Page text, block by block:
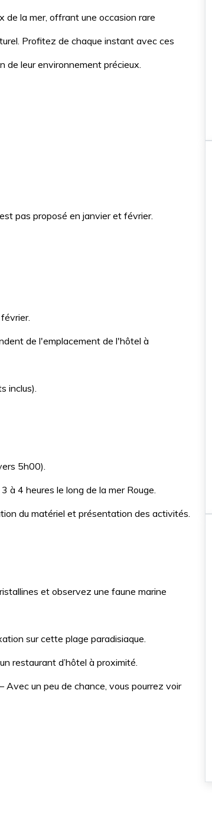
de la mer, offrant une occasion rare
Profitez de chaque instant avec ces
de leur environnement précieux.
pas proposé en janvier et février.
de l'emplacement de l'hôtel à
inclus).
5h00).
à 4 heures le long de la mer Rouge.
du matériel et présentation des activités.
et observez une faune marine
sur cette plage paradisiaque.
restaurant d’hôtel à proximité.
Avec un peu de chance, vous pourrez voir
Balade à cheval de 2
Balade à cheval dans la